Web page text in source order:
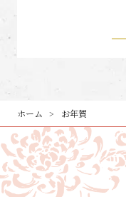
ホーム お年賀